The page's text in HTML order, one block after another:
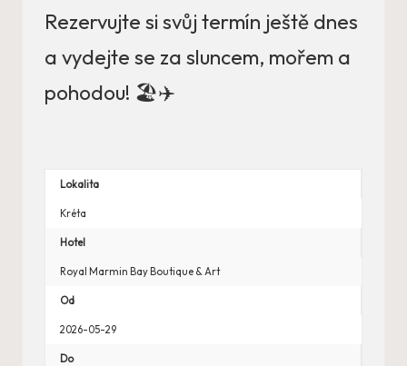
Rezervujte si svůj termín ještě dnes
a vydejte se za sluncem, mořem a
pohodou! 🏖️✈️
Lokalita
Kréta
Hotel
Royal Marmin Bay Boutique & Art
Od
2026-05-29
Do